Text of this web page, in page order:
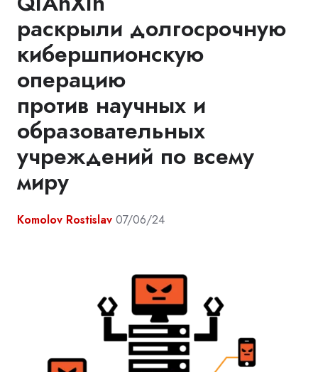
раскрыли долгосрочную
кибершпионскую
операцию
против научных и
образовательных
учреждений по всему
миру
Komolov Rostislav 07/06/24